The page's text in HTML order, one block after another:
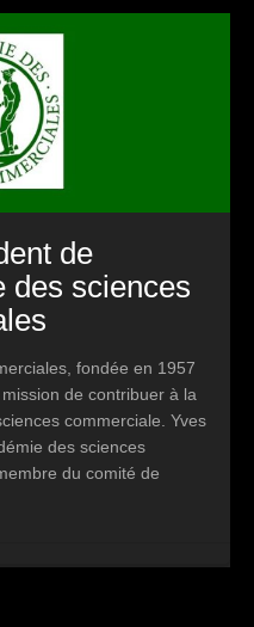
de
des sciences
fondée en 1957
de contribuer à la
commerciale. Yves
des sciences
du comité de